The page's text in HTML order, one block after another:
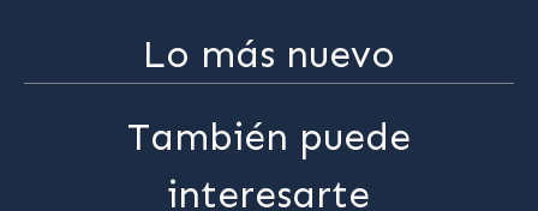
Lo más nuevo
También puede
interesarte